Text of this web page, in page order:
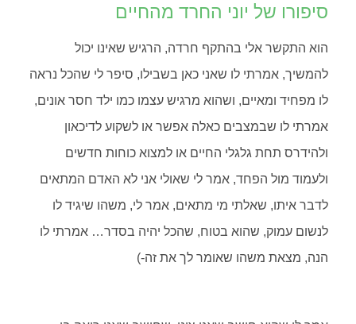
סיפורו של יוני החרד מהחיים
הוא התקשר אלי בהתקף חרדה, הרגיש שאינו יכול
להמשיך, אמרתי לו שאני כאן בשבילו, סיפר לי שהכל נראה
לו מפחיד ומאיים, ושהוא מרגיש עצמו כמו ילד חסר אונים,
אמרתי לו שבמצבים כאלה אפשר או לשקוע לדיכאון
ולהידרס תחת גלגלי החיים או למצוא כוחות חדשים
ולעמוד מול הפחד, אמר לי שאולי אני לא האדם המתאים
לדבר איתו, שאלתי מי מתאים, אמר לי, משהו שיגיד לו
לנשום עמוק, שהוא בטוח, שהכל יהיה בסדר… אמרתי לו
הנה, מצאת משהו שאומר לך את זה-)